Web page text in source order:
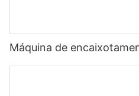
Máquina de